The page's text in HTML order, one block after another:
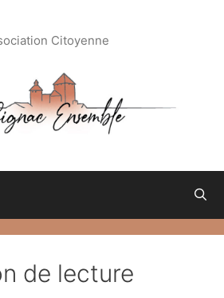
Citoyenne
de lecture